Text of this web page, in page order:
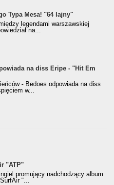
Typa Mesa! "64 lajny"
legendami warszawskiej
na...
na diss Eripe - "Hit Em
- Bedoes odpowiada na diss
w...
"ATP"
promujący nadchodzący album
"...